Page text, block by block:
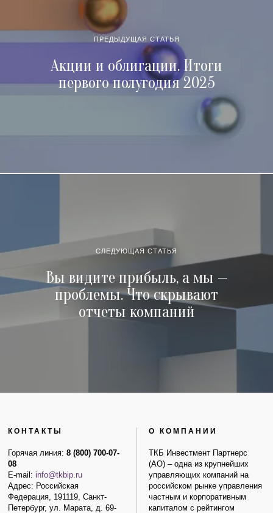
ПРЕДЫДУЩАЯ СТАТЬЯ
Акции и облигации. Итоги
первого полугодия 2025
СЛЕДУЮЩАЯ СТАТЬЯ
Вы видите прибыль, а мы —
проблемы. Что скрывают
отчеты компаний
КОНТАКТЫ
Горячая линия:8 (800) 700-07-
08
E-mail:info@tkbip.ru
Адрес: Российская
Федерация, 191119, Санкт-
Петербург, ул. Марата, д. 69-
О КОМПАНИИ
ТКБ Инвестмент Партнерс
(АО) – одна из крупнейших
управляющих компаний на
российском рынке управления
частным и корпоративным
капиталом с рейтингом